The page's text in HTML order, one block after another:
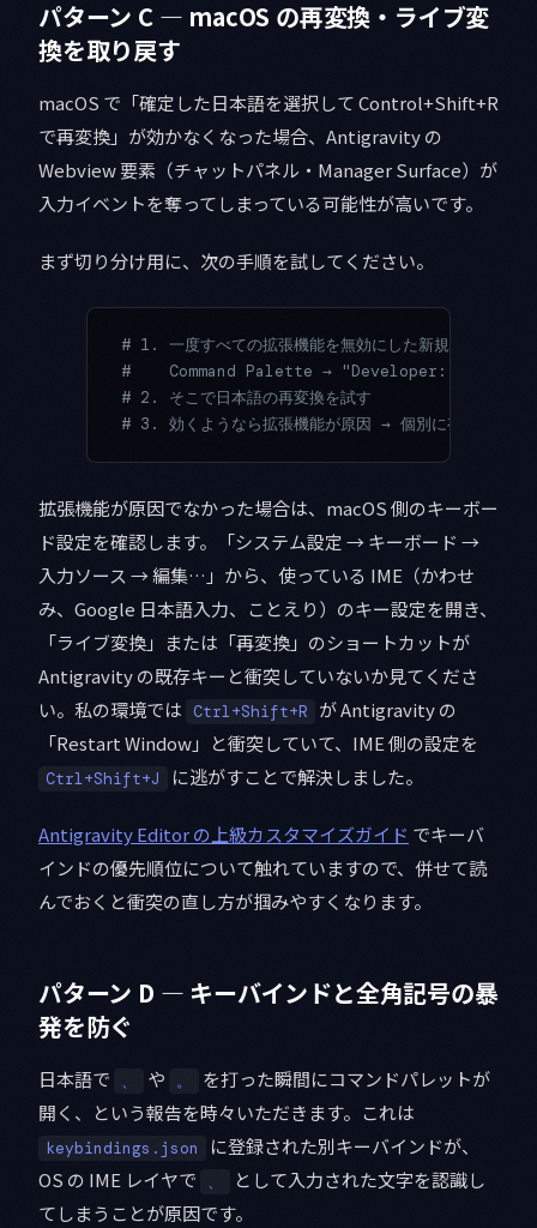
パターン C — macOS の再変換・ライブ変
換を取り戻す
macOS で「確定した日本語を選択して Control+Shift+R
で再変換」が効かなくなった場合、Antigravity の
Webview 要素（チャットパネル・Manager Surface）が
入力イベントを奪ってしまっている可能性が高いです。
まず切り分け用に、次の手順を試してください。
# 1. 一度すべての拡張機能を無効にした新規プロファ
#    Command Palette → "Developer: New
# 2. そこで日本語の再変換を試す
# 3. 効くようなら拡張機能が原因 → 個別に有効化して
拡張機能が原因でなかった場合は、macOS 側のキーボー
ド設定を確認します。「システム設定 → キーボード →
入力ソース → 編集…」から、使っている IME（かわせ
み、Google 日本語入力、ことえり）のキー設定を開き、
「ライブ変換」または「再変換」のショートカットが
Antigravity の既存キーと衝突していないか見てくださ
い。私の環境では Ctrl+Shift+R
が Antigravity の
「Restart Window」と衝突していて、IME 側の設定を
Ctrl+Shift+J に逃がすことで解決しました。
Antigravity Editor の上級カスタマイズガイド でキーバ
インドの優先順位について触れていますので、併せて読
んでおくと衝突の直し方が掴みやすくなります。
パターン D — キーバインドと全角記号の暴
発を防ぐ
日本語で 、 や 。
を打った瞬間にコマンドパレットが
開く、という報告を時々いただきます。これは
keybindings.json
に登録された別キーバインドが、
OS の IME レイヤで
、
として入力された文字を認識し
てしまうことが原因です。